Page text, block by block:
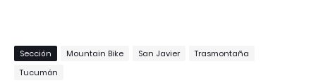
Sección Mountain Bike San Javier
Trasmontaña
Tucumán